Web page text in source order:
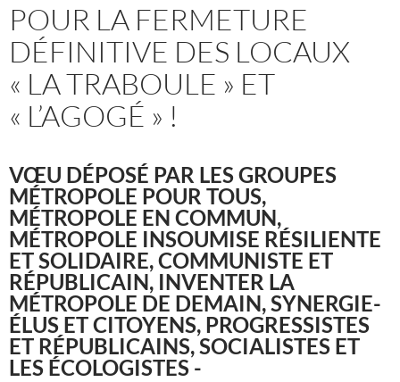
POUR LA FERMETURE
DÉFINITIVE DES LOCAUX
« LA TRABOULE » ET
« L’AGOGÉ » !
VŒU DÉPOSÉ PAR LES GROUPES
MÉTROPOLE POUR TOUS,
MÉTROPOLE EN COMMUN,
MÉTROPOLE INSOUMISE RÉSILIENTE
ET SOLIDAIRE, COMMUNISTE ET
RÉPUBLICAIN, INVENTER LA
MÉTROPOLE DE DEMAIN, SYNERGIE-
ÉLUS ET CITOYENS, PROGRESSISTES
ET RÉPUBLICAINS, SOCIALISTES ET
LES ÉCOLOGISTES -